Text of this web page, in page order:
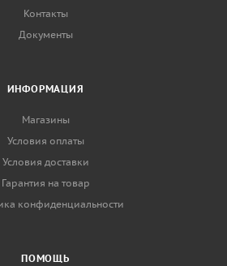
Контакты
Документы
ИНФОРМАЦИЯ
Магазины
Условия оплаты
Условия доставки
Гарантия на товар
конфиденциальности
ПОМОЩЬ